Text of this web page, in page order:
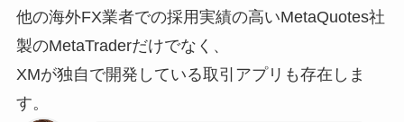
他の海外FX業者での採用実績の高いMetaQuotes社
製のMetaTraderだけでなく、
XMが独自で開発している取引アプリも存在しま
す。